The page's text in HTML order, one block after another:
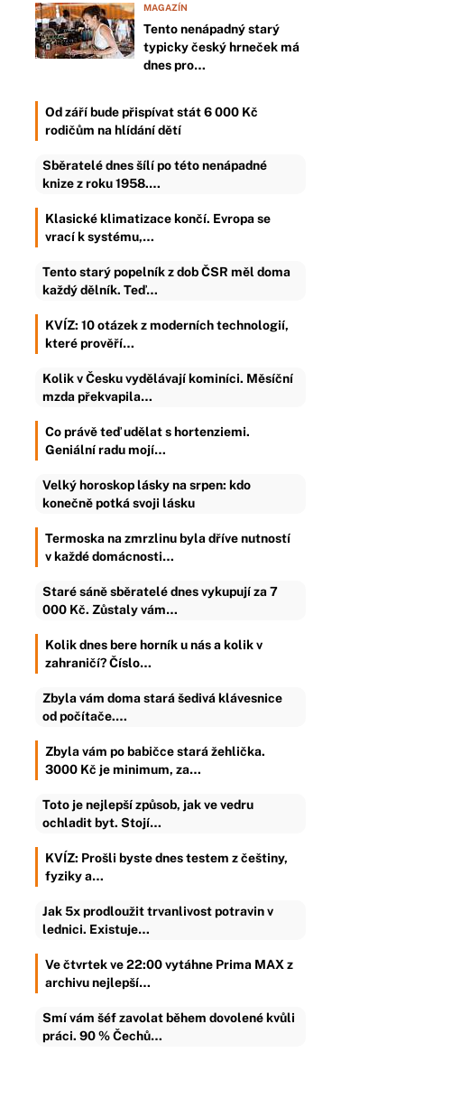
MAGAZÍN
Tento nenápadný starý
typicky český hrneček má
dnes pro…
Od září bude přispívat stát 6 000 Kč
rodičům na hlídání dětí
Sběratelé dnes šílí po této nenápadné
knize z roku 1958.…
Klasické klimatizace končí. Evropa se
vrací k systému,…
Tento starý popelník z dob ČSR měl doma
každý dělník. Teď…
KVÍZ: 10 otázek z moderních technologií,
které prověří…
Kolik v Česku vydělávají kominíci. Měsíční
mzda překvapila…
Co právě teď udělat s hortenziemi.
Geniální radu mojí…
Velký horoskop lásky na srpen: kdo
konečně potká svoji lásku
Termoska na zmrzlinu byla dříve nutností
v každé domácnosti…
Staré sáně sběratelé dnes vykupují za 7
000 Kč. Zůstaly vám…
Kolik dnes bere horník u nás a kolik v
zahraničí? Číslo…
Zbyla vám doma stará šedivá klávesnice
od počítače.…
Zbyla vám po babičce stará žehlička.
3000 Kč je minimum, za…
Toto je nejlepší způsob, jak ve vedru
ochladit byt. Stojí…
KVÍZ: Prošli byste dnes testem z češtiny,
fyziky a…
Jak 5x prodloužit trvanlivost potravin v
lednici. Existuje…
Ve čtvrtek ve 22:00 vytáhne Prima MAX z
archivu nejlepší…
Smí vám šéf zavolat během dovolené kvůli
práci. 90 % Čechů…